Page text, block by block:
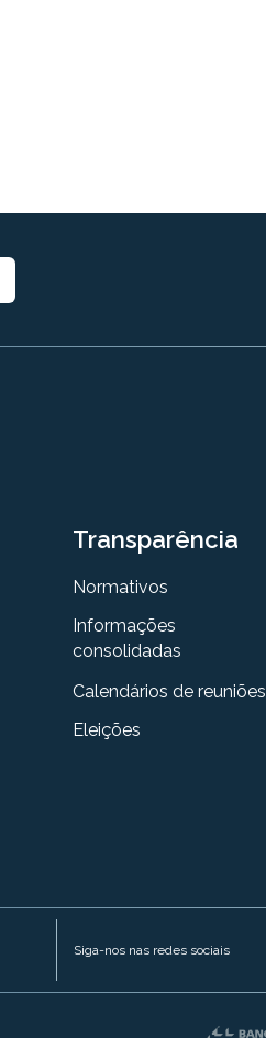
Transparência
Normativos
Informações
consolidadas
Calendários de reuniões
Eleições
Siga-nos nas redes sociais